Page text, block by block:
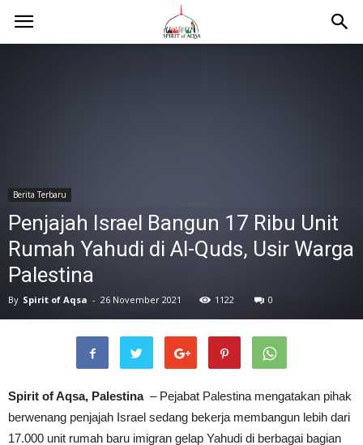
Berita Terbaru
Penjajah Israel Bangun 17 Ribu Unit
Rumah Yahudi di Al-Quds, Usir Warga
Palestina
By Spirit of Aqsa - 26 November 2021 1122 0
Spirit of Aqsa, Palestina – Pejabat Palestina mengatakan pihak
berwenang penjajah Israel sedang bekerja membangun lebih dari
17.000 unit rumah baru imigran gelap Yahudi di berbagai bagian